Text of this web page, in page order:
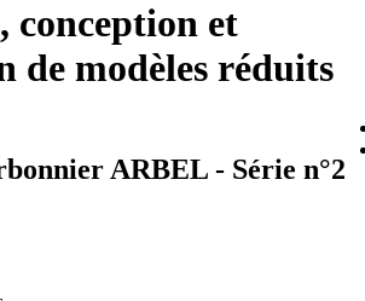
conception et
de modèles réduits
ARBEL - Série n°2